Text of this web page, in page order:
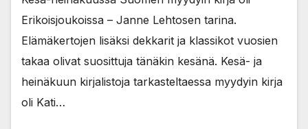
Erikoisjoukoissa – Janne Lehtosen tarina.
Elämäkertojen lisäksi dekkarit ja klassikot vuosien
takaa olivat suosittuja tänäkin kesänä. Kesä- ja
heinäkuun kirjalistoja tarkasteltaessa myydyin kirja
oli Kati…